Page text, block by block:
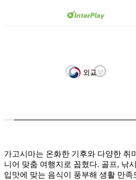
가고시마는 온화한 기후와 다양한 취
니어 맞춤 여행지로 꼽혔다. 골프, 낚
입맛에 맞는 음식이 풍부해 생활 만족